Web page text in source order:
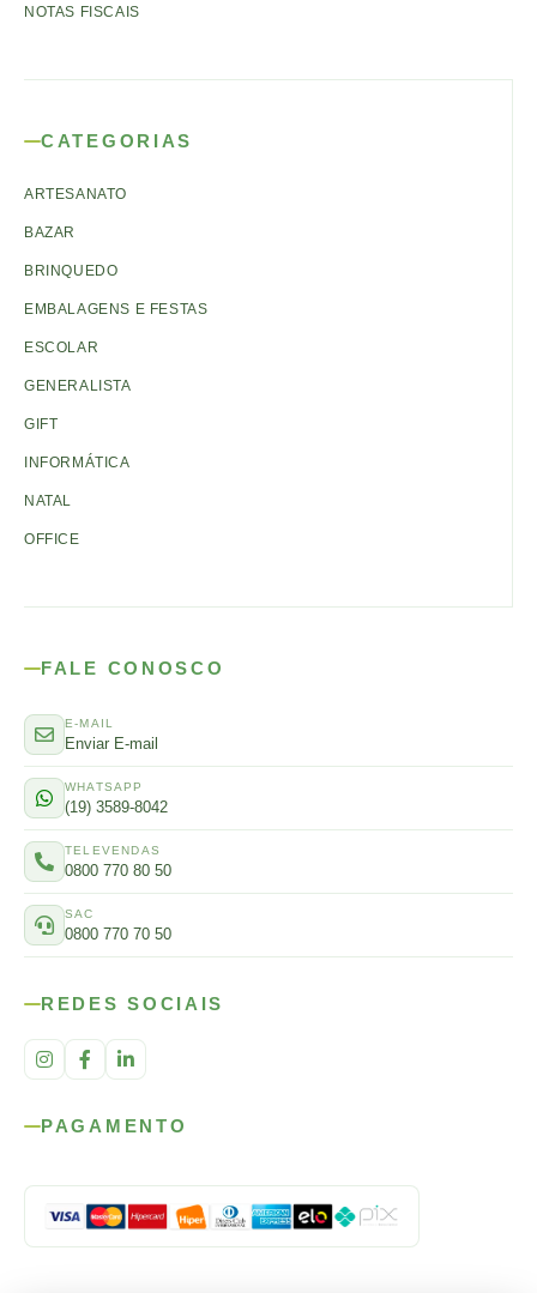
NOTAS FISCAIS
CATEGORIAS
ARTESANATO
BAZAR
BRINQUEDO
EMBALAGENS E FESTAS
ESCOLAR
GENERALISTA
GIFT
INFORMÁTICA
NATAL
OFFICE
FALE CONOSCO
E-MAIL
Enviar E-mail
WHATSAPP
(19) 3589-8042
TELEVENDAS
0800 770 80 50
SAC
0800 770 70 50
REDES SOCIAIS
PAGAMENTO